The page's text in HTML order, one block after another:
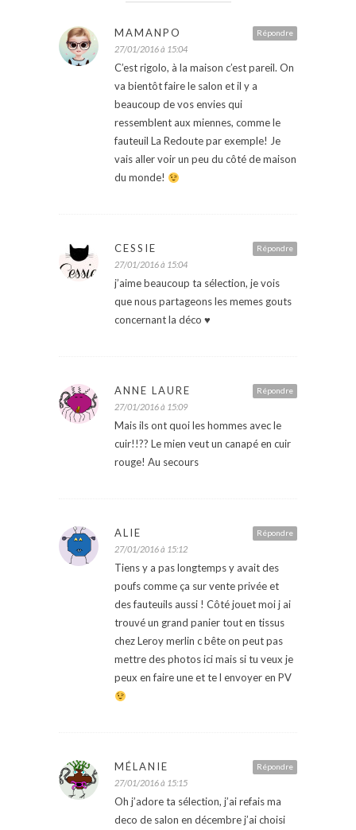
Répondre
MAMANPO
27/01/2016 à 15:04
C’est rigolo, à la maison c’est pareil. On
va bientôt faire le salon et il y a
beaucoup de vos envies qui
ressemblent aux miennes, comme le
fauteuil La Redoute par exemple! Je
vais aller voir un peu du côté de maison
du monde!
Répondre
CESSIE
27/01/2016 à 15:04
j’aime beaucoup ta sélection, je vois
que nous partageons les memes gouts
concernant la déco ♥
Répondre
ANNE LAURE
27/01/2016 à 15:09
Mais ils ont quoi les hommes avec le
cuir!!?? Le mien veut un canapé en cuir
rouge! Au secours
Répondre
ALIE
27/01/2016 à 15:12
Tiens y a pas longtemps y avait des
poufs comme ça sur vente privée et
des fauteuils aussi ! Côté jouet moi j ai
trouvé un grand panier tout en tissus
chez Leroy merlin c bête on peut pas
mettre des photos ici mais si tu veux je
peux en faire une et te l envoyer en PV
Répondre
MÉLANIE
27/01/2016 à 15:15
Oh j’adore ta sélection, j’ai refais ma
deco de salon en décembre j’ai choisi